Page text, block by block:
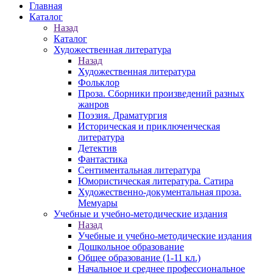
Главная
Каталог
Назад
Каталог
Художественная литература
Назад
Художественная литература
Фольклор
Проза. Сборники произведений разных
жанров
Поэзия. Драматургия
Историческая и приключенческая
литература
Детектив
Фантастика
Сентиментальная литература
Юмористическая литература. Сатира
Художественно-документальная проза.
Мемуары
Учебные и учебно-методические издания
Назад
Учебные и учебно-методические издания
Дошкольное образование
Общее образование (1-11 кл.)
Начальное и среднее профессиональное